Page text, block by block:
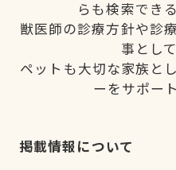
らも検索でき
獣医師の診療方針や診
事とし
ペットも大切な家族と
ーをサポー
掲載情報について